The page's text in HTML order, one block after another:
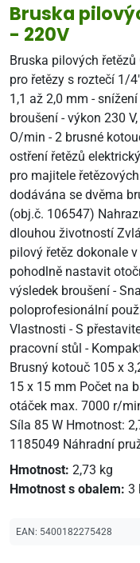
Bruska
- 220V
Bruska pilových řetězů
pro řetězy s roztečí 1/
1,1 až 2,0 mm -
broušení - výkon 230
O/min - 2 brusné
ostření řetězů
pro majitele
dodávána se dvěma
(obj.č. 106547)
dlouhou životností
pilový řetěz dokonale
pohodlně nastavit
výsledek broušení -
poloprofesionální
Vlastnosti - S
pracovní stůl -
Brusný kotouč 105 x
15 x 15 mm Počet na
otáček max. 7000 r/
Síla 85 W Hmotnost:
1185049 Náhradní
Hmotnost: 2,73 kg
Hmotnost s obalem: 3
EAN: 5400182275428